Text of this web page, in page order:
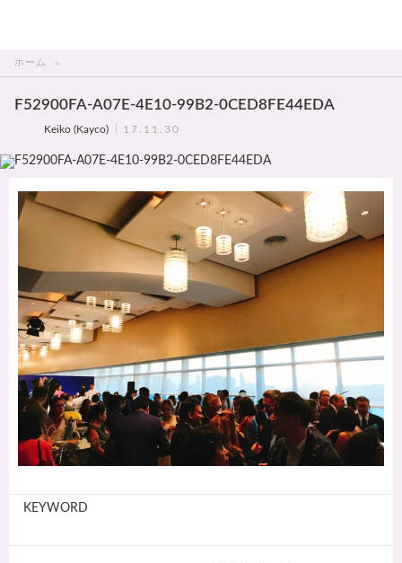
ホーム
F52900FA-A07E-4E10-99B2-0CED8FE44EDA
Keiko (Kayco) 17.11.30
KEYWORD